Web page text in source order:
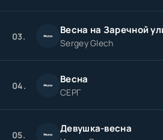
03. Весна на Заречной
Sergey Glech
04. Весна
СЕРГ
05. Девушка-весна